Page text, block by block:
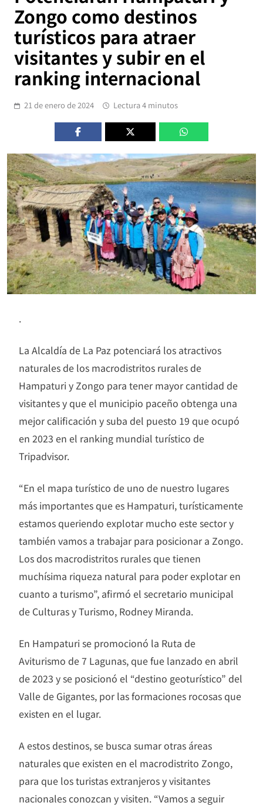
Zongo como destinos
turísticos para atraer
visitantes y subir en el
ranking internacional
21 de enero de 2024 Lectura 4 minutos
.
La Alcaldía de La Paz potenciará los atractivos
naturales de los macrodistritos rurales de
Hampaturi y Zongo para tener mayor cantidad de
visitantes y que el municipio paceño obtenga una
mejor calificación y suba del puesto 19 que ocupó
en 2023 en el ranking mundial turístico de
Tripadvisor.
“En el mapa turístico de uno de nuestro lugares
más importantes que es Hampaturi, turísticamente
estamos queriendo explotar mucho este sector y
también vamos a trabajar para posicionar a Zongo.
Los dos macrodistritos rurales que tienen
muchísima riqueza natural para poder explotar en
cuanto a turismo”, afirmó el secretario municipal
de Culturas y Turismo, Rodney Miranda.
En Hampaturi se promocionó la Ruta de
Aviturismo de 7 Lagunas, que fue lanzado en abril
de 2023 y se posicionó el “destino geoturístico” del
Valle de Gigantes, por las formaciones rocosas que
existen en el lugar.
A estos destinos, se busca sumar otras áreas
naturales que existen en el macrodistrito Zongo,
para que los turistas extranjeros y visitantes
nacionales conozcan y visiten. “Vamos a seguir